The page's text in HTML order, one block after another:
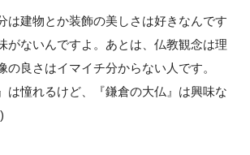
建物とか装飾の美しさは好きなんです
がないんですよ。あとは、仏教観念は理
の良さはイマイチ分からない人です。
は憧れるけど、『鎌倉の大仏』は興味な